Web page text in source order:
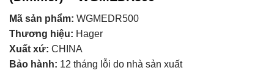
Mã sản phẩm: WGMEDR500
Thương hiệu: Hager
Xuất xứ: CHINA
Bảo hành: 12 tháng lỗi do nhà sản xuất